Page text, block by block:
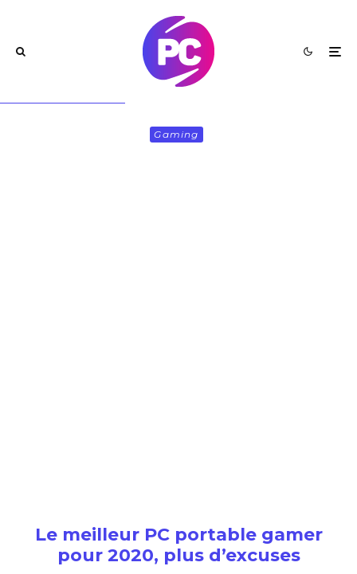
Gaming
Le meilleur PC portable gamer
pour 2020, plus d’excuses